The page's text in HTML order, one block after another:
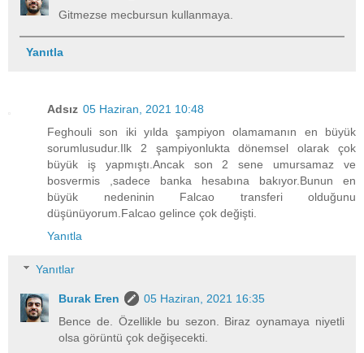
Gitmezse mecbursun kullanmaya.
Yanıtla
Adsız 05 Haziran, 2021 10:48
Feghouli son iki yılda şampiyon olamamanın en büyük
sorumlusudur.Ilk 2 şampiyonlukta dönemsel olarak çok
büyük iş yapmıştı.Ancak son 2 sene umursamaz ve
bosvermis ,sadece banka hesabına bakıyor.Bunun en
büyük nedeninin Falcao transferi olduğunu
düşünüyorum.Falcao gelince çok değişti.
Yanıtla
Yanıtlar
Burak Eren
05 Haziran, 2021 16:35
Bence de. Özellikle bu sezon. Biraz oynamaya niyetli
olsa görüntü çok değişecekti.